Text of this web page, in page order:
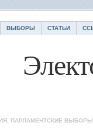
ВЫБОРЫ СТАТЬИ
ПАРЛАМЕНТСКИЕ ВЫБОРЫ